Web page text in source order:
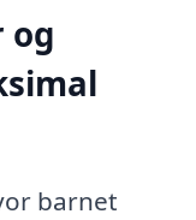
og
barnet